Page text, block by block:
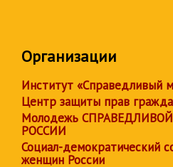
Организации
Институт «Справедливый
Центр защиты прав
Молодежь СПРАВЕДЛИВОЙ
РОССИИ
Социал-демократический
женщин России